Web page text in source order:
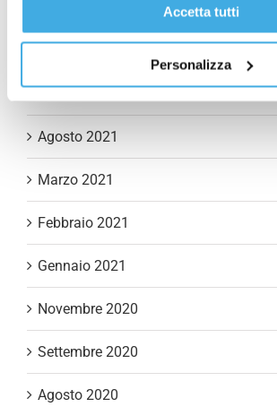
Accetta tutti
Personalizza
Ottobre 2021
Agosto 2021
Marzo 2021
Febbraio 2021
Gennaio 2021
Novembre 2020
Settembre 2020
Agosto 2020